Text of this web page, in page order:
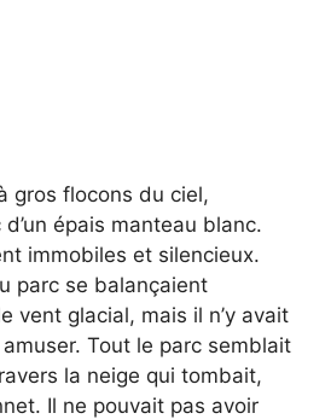
gros flocons du ciel,
épais manteau blanc.
immobiles et silencieux.
parc se balançaient
vent glacial, mais il n’y avait
amuser. Tout le parc semblait
la neige qui tombait,
Il ne pouvait pas avoir